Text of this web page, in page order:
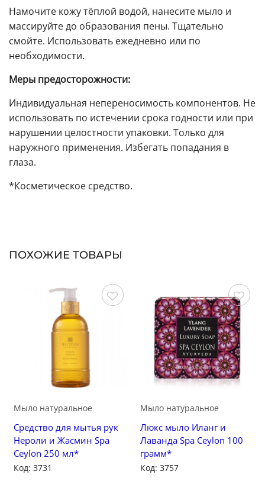
Намочите кожу тёплой водой, нанесите мыло и
массируйте до образования пены. Тщательно
смойте. Использовать ежедневно или по
необходимости.
Меры предосторожности:
Индивидуальная непереносимость компонентов. Не
использовать по истечении срока годности или при
нарушении целостности упаковки. Только для
наружного применения. Избегать попадания в
глаза.
*Косметическое средство.
ПОХОЖИЕ ТОВАРЫ
Сохранить
Мыло натуральное
Средство для мытья рук
Нероли и Жасмин Spa
Ceylon 250 мл*
Код: 3731
Сохранить
Мыло натуральное
Люкс мыло Иланг и
Лаванда Spa Ceylon 100
грамм*
Код: 3757